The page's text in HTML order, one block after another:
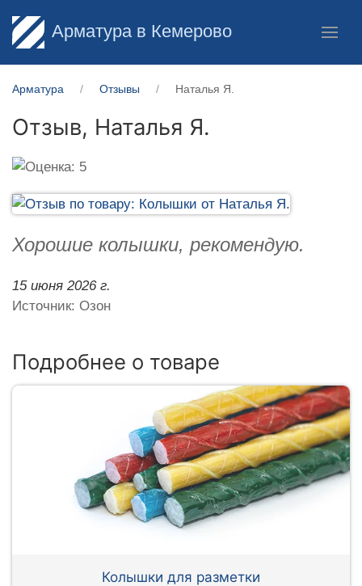
Арматура в Кемерово
Арматура Отзывы Наталья Я.
Отзыв, Наталья Я.
Хорошие колышки, рекомендую.
15 июня 2026 г.
Источник: Озон
Подробнее о товаре
Колышки для разметки